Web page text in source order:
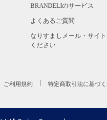
BRANDELIのサービス
よくあるご質問
なりすましメール・サイ
ください
ご利用規約 特定商取引法に基づ